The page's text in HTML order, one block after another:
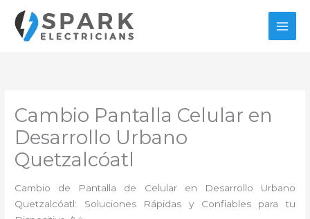
contenido
Cambio Pantalla Celular en
Desarrollo Urbano
Quetzalcóatl
Cambio de Pantalla de Celular en Desarrollo Urbano
Quetzalcóatl: Soluciones Rápidas y Confiables para tu